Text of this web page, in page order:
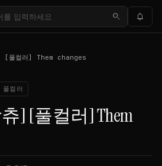
search notifications
[풀컬러] Them changes
풀컬러
] [풀컬러] Them